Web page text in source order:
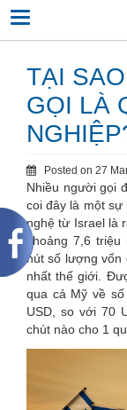
Skip
content
Toggle navigation
TẠI
GỌI LÀ
Posted on 27
Nhiều người gọi
coi đây là một sự
nghệ từ Israel là
khoảng 7,6
hút số lượng vốn
nhất thế giới.
qua cả Mỹ về
USD, so với 70
chút nào cho 1